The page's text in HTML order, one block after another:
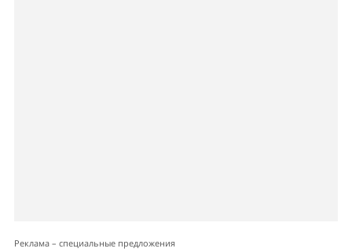
Реклама – специальные предложения